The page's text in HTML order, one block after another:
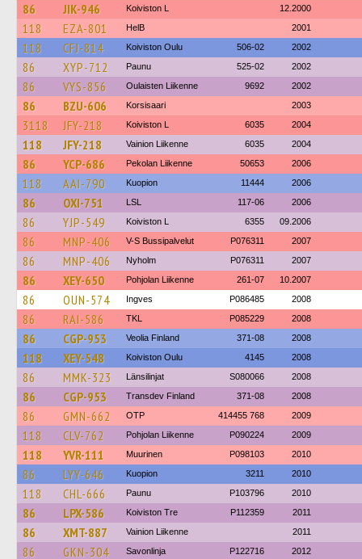
86 JIK-946 Koiviston L 12.2000
118 EZA-801 HelB 2001
118 CFJ-814 Koiviston Oulu 506-02 2002
86 XYP-712 Paunu 525-02 2002
86 VYS-856 Oulaisten Liikenne 9692 2002
86 BZU-606 Korsisaari 2003
3118 JFY-218 Koiviston L 6035 2004
118 JFY-218 Vainion Liikenne 6035 2004
86 YCP-686 Pekolan Liikenne 50653 2006
118 AAI-790 Kuopion 11444 2006
86 OXI-751 LSL 117-06 2006
86 YJP-549 Koiviston L 6355 09.2006
86 MNP-406 V-S Bussipalvelut P076311 2007
86 MNP-406 Nyholm P076311 2007
86 XEY-650 Pohjolan Liikenne 261-07 10.2007
86 OUN-574 Ingves P086485 2008
86 RAI-586 TKL P085229 2008
86 CGP-953 Veolia Finland 371-08 2008
118 XEY-548 Koiviston Oulu 4145 2008
86 MMK-323 Länsilinjat S080066 2008
86 CGP-953 Transdev Finland 371-08 2008
86 GMN-662 OTP 414455 768 2009
118 CLV-762 Pohjolan Liikenne P090224 2009
118 YVR-111 Muurinen P098103 2010
86 LYY-646 Kuopion 3211 2010
118 CHL-666 Paunu P103796 2010
86 LPX-586 Koiviston Tre P112359 2011
86 XMT-887 Vainion Liikenne 2011
86 GKN-304 Savonlinja P122716 2012